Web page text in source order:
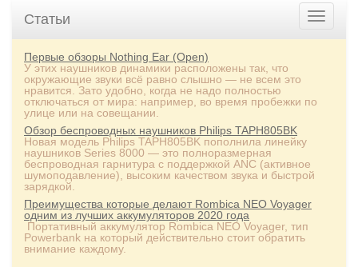
Статьи
Первые обзоры Nothing Ear (Open)
У этих наушников динамики расположены так, что
окружающие звуки всё равно слышно — не всем это
нравится. Зато удобно, когда не надо полностью
отключаться от мира: например, во время пробежки по
улице или на совещании.
Обзор беспроводных наушников Philips TAPH805BK
Новая модель Philips TAPH805BK пополнила линейку
наушников Series 8000 — это полноразмерная
беспроводная гарнитура с поддержкой ANC (активное
шумоподавление), высоким качеством звука и быстрой
зарядкой.
Преимущества которые делают Rombica NEO Voyager
одним из лучших аккумуляторов 2020 года
Портативный аккумулятор Rombica NEO Voyager, тип
Powerbank на который действительно стоит обратить
внимание каждому.